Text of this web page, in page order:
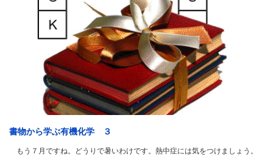
書物から学ぶ有機化学 ３
もう７月ですね。どうりで暑いわけです。熱中症には気をつけましょう。